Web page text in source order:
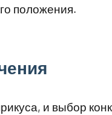
положения.
и выбор